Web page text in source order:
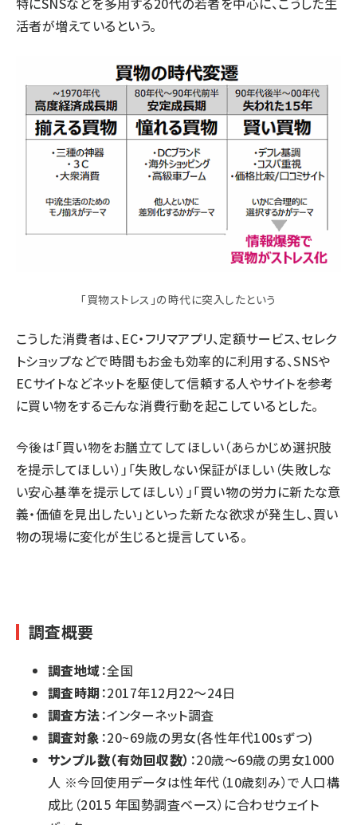
活者が増えているという。
「買物ストレス」の時代に突入したという
こうした消費者は、EC・フリマアプリ、定額サービス、セレク
トショップなどで時間もお金も効率的に利用する、SNSや
ECサイトなどネットを駆使して信頼する人やサイトを参考
に買い物をする――こんな消費行動を起こしているとした。
今後は「買い物をお膳立てしてほしい（あらかじめ選択肢
を提示してほしい）」「失敗しない保証がほしい（失敗しな
い安心基準を提示してほしい）」「買い物の労力に新たな意
義・価値を見出したい」といった新たな欲求が発生し、買い
物の現場に変化が生じると提言している。
調査概要
調査地域：全国
調査時期：2017年12月22～24日
調査方法：インターネット調査
調査対象 ：20~69歳の男女(各性年代100sずつ)
サンプル数（有効回収数） ：20歳～69歳の男女1000
人 ※今回使用データは性年代（10歳刻み）で人口構
成比（2015 年国勢調査ベース）に合わせウェイト